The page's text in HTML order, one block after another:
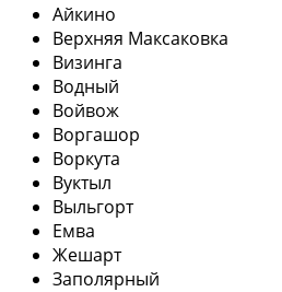
Айкино
Верхняя Максаковка
Визинга
Водный
Войвож
Воргашор
Воркута
Вуктыл
Выльгорт
Емва
Жешарт
Заполярный